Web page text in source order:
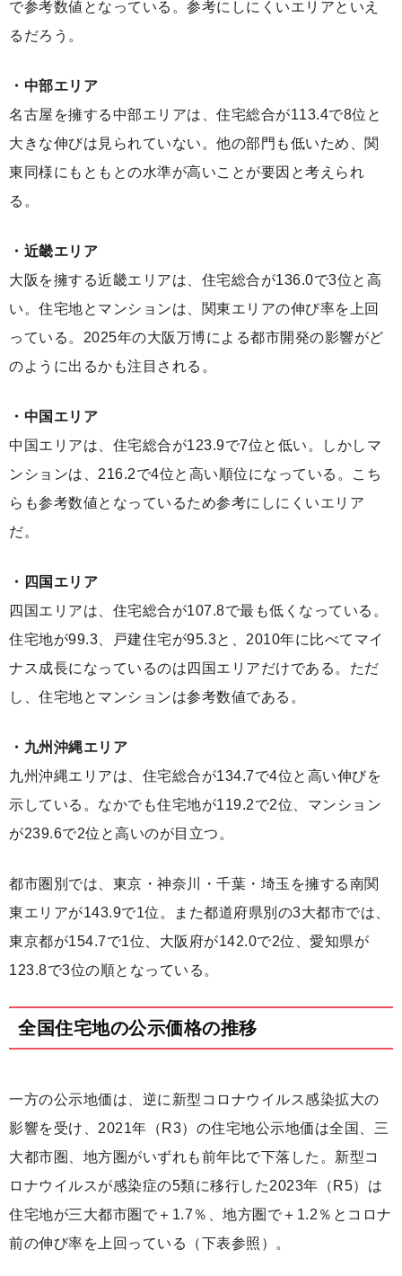
で参考数値となっている。参考にしにくいエリアといえ
るだろう。
・中部エリア
名古屋を擁する中部エリアは、住宅総合が113.4で8位と
大きな伸びは見られていない。他の部門も低いため、関
東同様にもともとの水準が高いことが要因と考えられ
る。
・近畿エリア
大阪を擁する近畿エリアは、住宅総合が136.0で3位と高
い。住宅地とマンションは、関東エリアの伸び率を上回
っている。2025年の大阪万博による都市開発の影響がど
のように出るかも注目される。
・中国エリア
中国エリアは、住宅総合が123.9で7位と低い。しかしマ
ンションは、216.2で4位と高い順位になっている。こち
らも参考数値となっているため参考にしにくいエリア
だ。
・四国エリア
四国エリアは、住宅総合が107.8で最も低くなっている。
住宅地が99.3、戸建住宅が95.3と、2010年に比べてマイ
ナス成長になっているのは四国エリアだけである。ただ
し、住宅地とマンションは参考数値である。
・九州沖縄エリア
九州沖縄エリアは、住宅総合が134.7で4位と高い伸びを
示している。なかでも住宅地が119.2で2位、マンション
が239.6で2位と高いのが目立つ。
都市圏別では、東京・神奈川・千葉・埼玉を擁する南関
東エリアが143.9で1位。また都道府県別の3大都市では、
東京都が154.7で1位、大阪府が142.0で2位、愛知県が
123.8で3位の順となっている。
全国住宅地の公示価格の推移
一方の公示地価は、逆に新型コロナウイルス感染拡大の
影響を受け、2021年（R3）の住宅地公示地価は全国、三
大都市圏、地方圏がいずれも前年比で下落した。新型コ
ロナウイルスが感染症の5類に移行した2023年（R5）は
住宅地が三大都市圏で＋1.7％、地方圏で＋1.2％とコロナ
前の伸び率を上回っている（下表参照）。